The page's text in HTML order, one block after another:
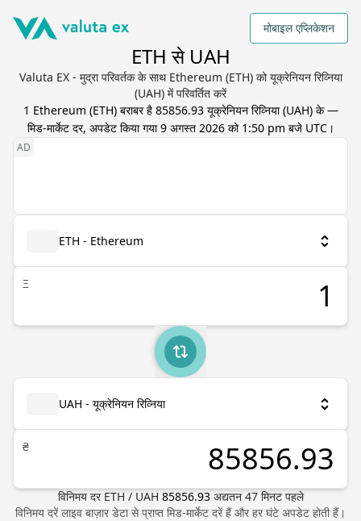
मोबाइल एप्लिकेशन
ETH से UAH
Valuta EX - मुद्रा परिवर्तक के साथ Ethereum (ETH) को यूक्रेनियन रिव्निया
(UAH) में परिवर्तित करें
1 Ethereum (ETH) बराबर है 85856.93 यूक्रेनियन रिव्निया(UAH) के —
मिड-मार्केट दर, अपडेट किया गया9 अगस्त 2026 को 1:50 pm बजे UTC।
ETH - Ethereum
Ξ
UAH - यूक्रेनियन रिव्निया
₴
विनिमय दर ETH / UAH 85856.93 अद्यतन 47मिनट पहले
विनिमय दरें लाइव बाज़ार डेटा से प्राप्त मिड-मार्केट दरें हैं और हर घंटे अपडेट होती हैं।